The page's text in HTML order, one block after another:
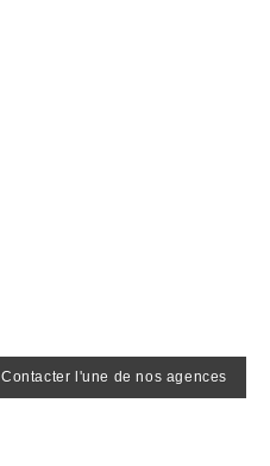
Contacter l'une de nos agences